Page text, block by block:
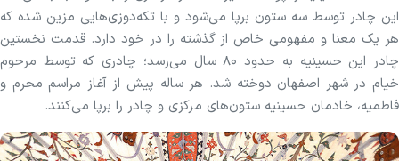
این چادر توسط سه ستون برپا می‌شود و با تکه‌دوزی‌هایی مزین شده که
هر یک معنا و مفهومی خاص از گذشته را در خود دارد. قدمت نخستین
چادر این حسینیه به حدود ۸۰ سال می‌رسد؛ چادری که توسط مرحوم
خیام در شهر اصفهان دوخته شد. هر ساله پیش از آغاز مراسم محرم و
فاطمیه، خادمان حسینیه ستون‌های مرکزی و چادر را برپا می‌کنند.